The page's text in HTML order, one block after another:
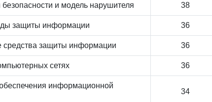
и модель нарушителя 38
защиты информации 36
средства защиты информации 36
сетях 36
информационной
34